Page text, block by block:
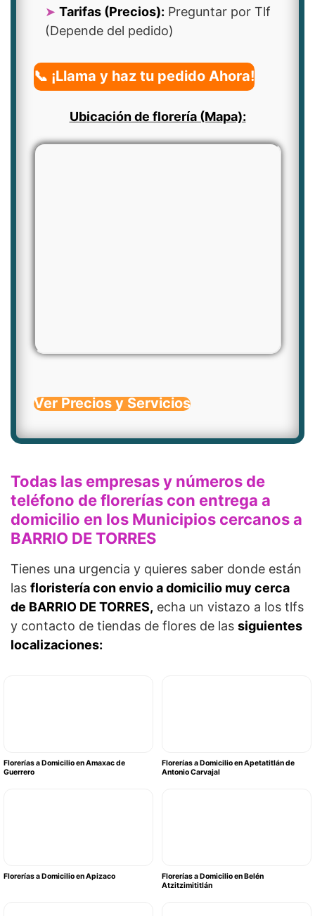
Tarifas (Precios): Preguntar por Tlf
(Depende del pedido)
📞 ¡Llama y haz tu pedido Ahora!
Ubicación de florería (Mapa):
Ver Precios y Servicios
Todas las empresas y números de
teléfono de florerías con entrega a
domicilio en los Municipios cercanos a
BARRIO DE TORRES
Tienes una urgencia y quieres saber donde están
las floristería con envio a domicilio muy cerca
de BARRIO DE TORRES, echa un vistazo a los tlfs
y contacto de tiendas de flores de las siguientes
localizaciones:
Florerías a Domicilio en Amaxac de
Guerrero
Florerías a Domicilio en Apetatitlán de
Antonio Carvajal
Florerías a Domicilio en Apizaco
Florerías a Domicilio en Belén
Atzitzimititlán